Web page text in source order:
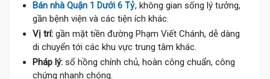
Bán nhà Quận 1 Dưới 6 Tỷ, không gian sống lý tưởng,
gần bệnh viện và các tiện ích khác.
Vị trí: gần mặt tiền đường Phạm Viết Chánh, dễ dàng
di chuyển tới các khu vực trung tâm khác.
Pháp lý: sổ hồng chính chủ, hoàn công chuẩn, công
chứng nhanh chóng.